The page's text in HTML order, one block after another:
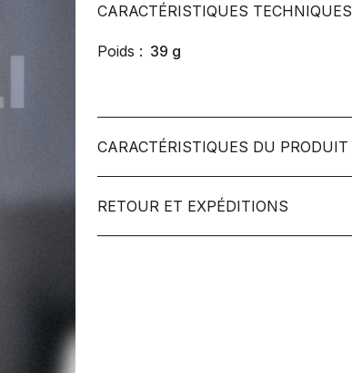
CARACTÉRISTIQUES TECHNIQUES
Poids : 39 g
CARACTÉRISTIQUES DU PRODUIT
RETOUR ET EXPÉDITIONS